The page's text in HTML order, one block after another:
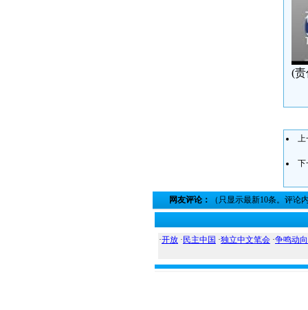
(
上
下
网友评论： （只显示最新10条。评
·开放 · 民主中国 ·独立中文笔会 ·争鸣动向